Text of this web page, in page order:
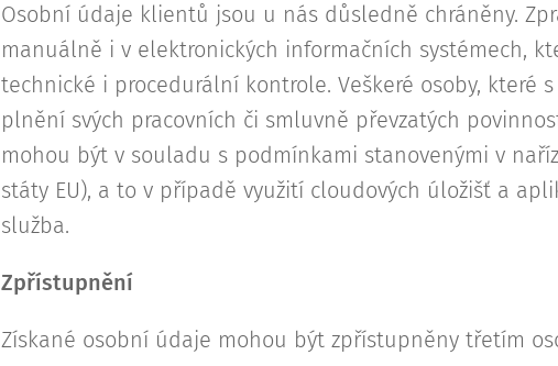
Osobní údaje klientů jsou u nás důsledně chráněny.
manuálně i v elektronických informačních systémech,
technické i procedurální kontrole. Veškeré osoby, které
plnění svých pracovních či smluvně převzatých
mohou být v souladu s podmínkami stanovenými v
státy EU), a to v případě využití cloudových úložišť a
služba.
Zpřístupnění
Získané osobní údaje mohou být zpřístupněny třetím